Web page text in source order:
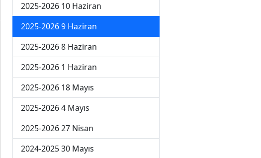
2025-2026 10 Haziran
2025-2026 9 Haziran
2025-2026 8 Haziran
2025-2026 1 Haziran
2025-2026 18 Mayıs
2025-2026 4 Mayıs
2025-2026 27 Nisan
2024-2025 30 Mayıs